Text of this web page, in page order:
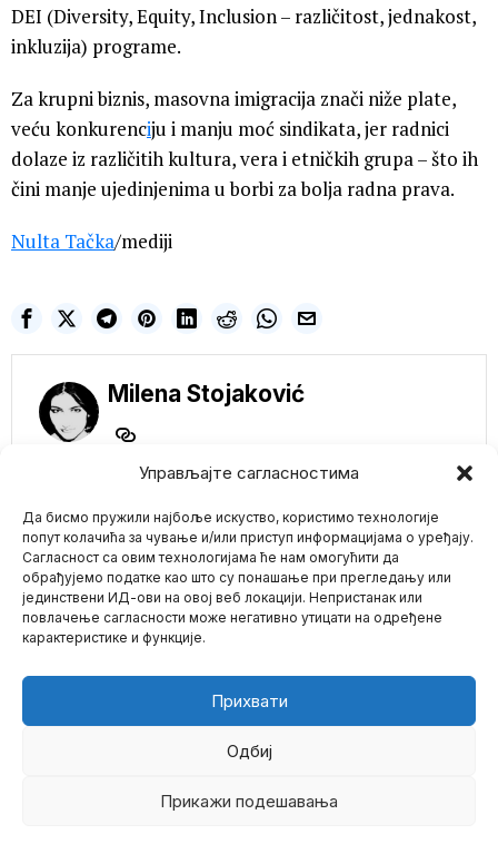
Управљајте сагласностима
Да бисмо пружили најбоље искуство, користимо технологије
попут колачића за чување и/или приступ информацијама о уређају.
Сагласност са овим технологијама ће нам омогућити да
обрађујемо податке као што су понашање при прегледању или
јединствени ИД-ови на овој веб локацији. Непристанак или
повлачење сагласности може негативно утицати на одређене
карактеристике и функције.
Прихвати
Одбиј
Прикажи подешавања
DEI (Diversity, Equity, Inclusion – različitost, jednakost,
inkluzija) programe.
Za krupni biznis, masovna imigracija znači niže plate,
veću konkurenciju i manju moć sindikata, jer radnici
dolaze iz različitih kultura, vera i etničkih grupa – što ih
čini manje ujedinjenima u borbi za bolja radna prava.
Nulta Tačka/mediji
Milena Stojaković
Mario zna Youtube
2026- Sva prava zadržana.
Budi odgovoran,
vakciniši se?!
HOLIVUDSKI glumac
„iznenada“ preminuo
u snu
Nastavlja se crni niz
iznenadnih smrti. Sinoć je
holivudski glumac
Izrael naredio vojsci
da zaustavi brod sa
humanitarnom
pomoći za Gazu na
kojem je i Greta
Joav Galant naredio je